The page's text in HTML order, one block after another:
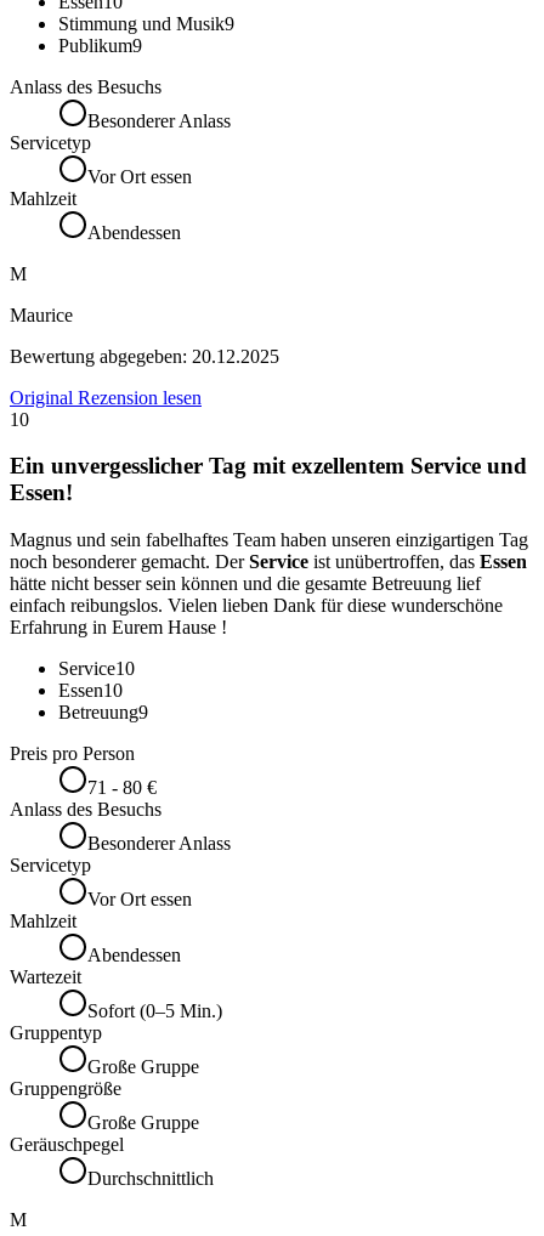
Stimmung und Musik9
Publikum9
Anlass des Besuchs
Besonderer Anlass
Servicetyp
Vor Ort essen
Mahlzeit
Abendessen
M
Maurice
Bewertung abgegeben: 20.12.2025
Original Rezension lesen
10
Ein unvergesslicher Tag mit exzellentem Service und
Essen!
Magnus und sein fabelhaftes Team haben unseren einzigartigen Tag
noch besonderer gemacht. DerService ist unübertroffen, das Essen
hätte nicht besser sein können und die gesamte Betreuung lief
einfach reibungslos. Vielen lieben Dank für diese wunderschöne
Erfahrung in Eurem Hause !
Service10
Essen10
Betreuung9
Preis pro Person
71 - 80 €
Anlass des Besuchs
Besonderer Anlass
Servicetyp
Vor Ort essen
Mahlzeit
Abendessen
Wartezeit
Sofort (0–5 Min.)
Gruppentyp
Große Gruppe
Gruppengröße
Große Gruppe
Geräuschpegel
Durchschnittlich
M